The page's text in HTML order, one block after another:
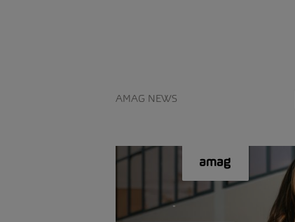
AMAG NEWS